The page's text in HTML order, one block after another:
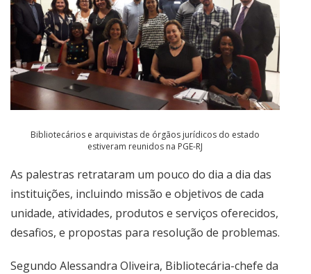
Bibliotecários e arquivistas de órgãos jurídicos do estado
estiveram reunidos na PGE-RJ
As palestras retrataram um pouco do dia a dia das
instituições, incluindo missão e objetivos de cada
unidade, atividades, produtos e serviços oferecidos,
desafios, e propostas para resolução de problemas.
Segundo Alessandra Oliveira, Bibliotecária-chefe da